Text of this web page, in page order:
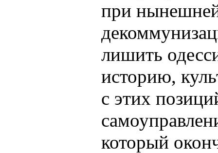
при
лишить
историю,
с этих
который